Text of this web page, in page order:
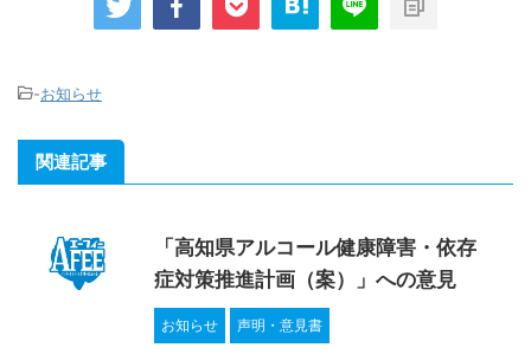
-お知らせ
関連記事
「高知県アルコール健康障害・依存
症対策推進計画（案）」への意見
お知らせ 声明・意見書